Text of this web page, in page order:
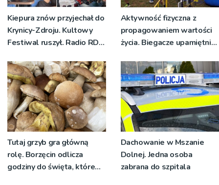
Kiepura znów przyjechał do
Krynicy-Zdroju. Kultowy
Festiwal ruszył. Radio RDN
żywo [ZDJĘCIA]
Aktywność fizyczna z
propagowaniem wartości
życia. Biegacze upamiętnili
Tutaj grzyb gra główną
rolę. Borzęcin odlicza
godziny do święta, które
Dachowanie w Mszanie
Dolnej. Jedna osoba
zabrana do szpitala